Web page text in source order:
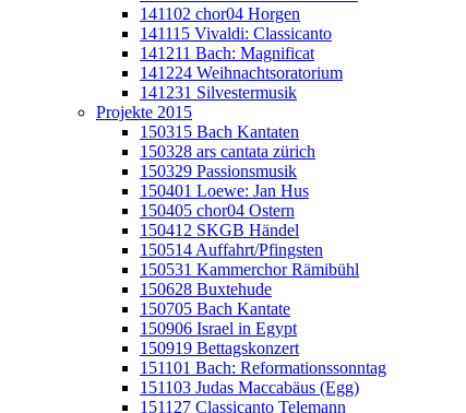
141102 chor04 Horgen
141115 Vivaldi: Classicanto
141211 Bach: Magnificat
141224 Weihnachtsoratorium
141231 Silvestermusik
Projekte 2015
150315 Bach Kantaten
150328 ars cantata zürich
150329 Passionsmusik
150401 Loewe: Jan Hus
150405 chor04 Ostern
150412 SKGB Händel
150514 Auffahrt/Pfingsten
150531 Kammerchor Rämibühl
150628 Buxtehude
150705 Bach Kantate
150906 Israel in Egypt
150919 Bettagskonzert
151101 Bach: Reformationssonntag
151103 Judas Maccabäus (Egg)
151127 Classicanto Telemann